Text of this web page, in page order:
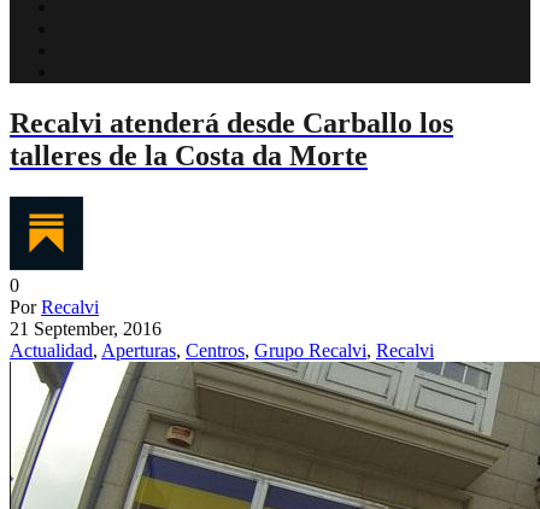
Recalvi atenderá desde Carballo los
talleres de la Costa da Morte
0
PorRecalvi
21 September, 2016
Actualidad, Aperturas, Centros, Grupo Recalvi, Recalvi